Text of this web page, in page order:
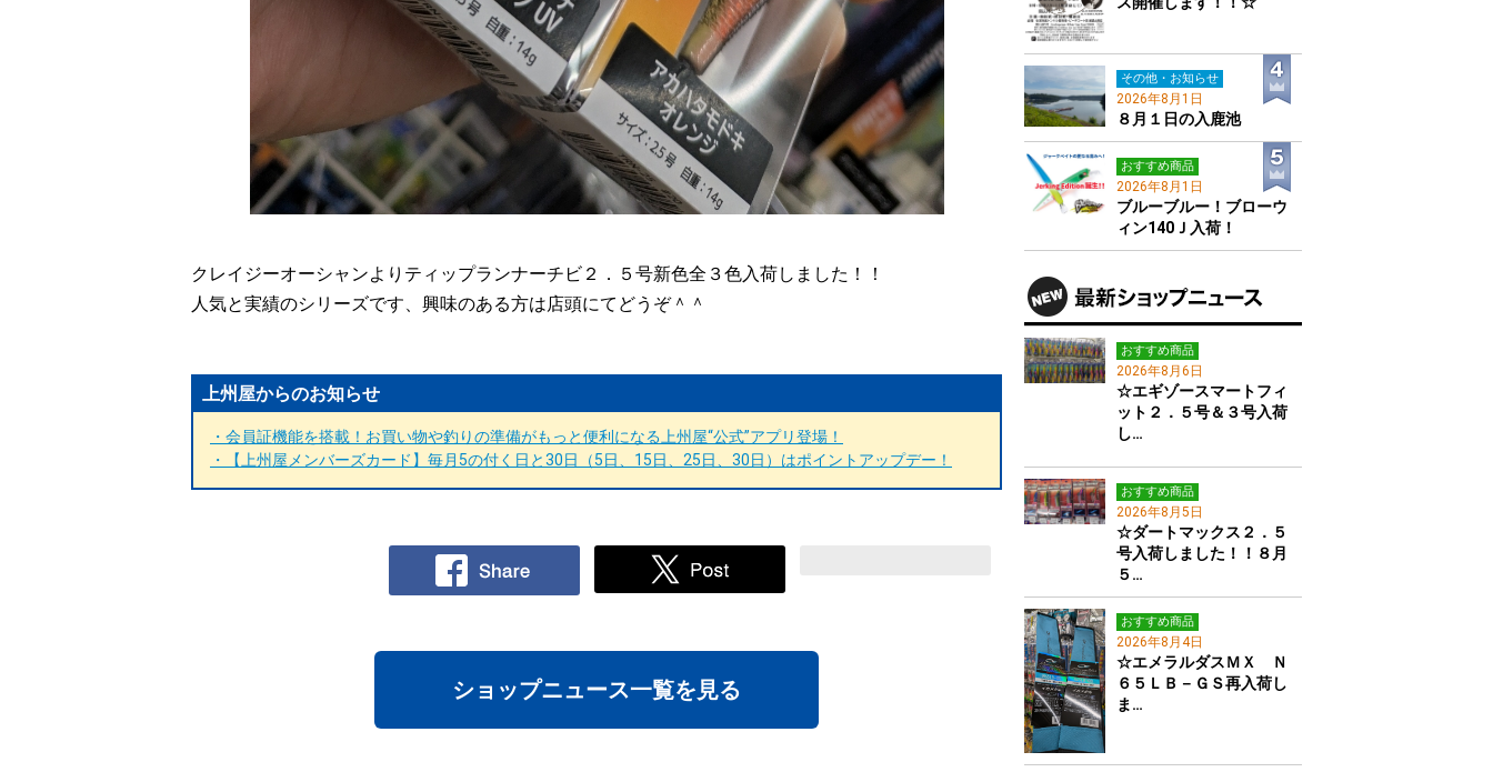
クレイジーオーシャンよりティップランナーチビ２．５号新色全３色入荷しました！！
人気と実績のシリーズです、興味のある方は店頭にてどうぞ＾＾
上州屋からのお知らせ
・会員証機能を搭載！お買い物や釣りの準備がもっと便利になる上州屋“公式”アプリ登場！
・【上州屋メンバーズカード】毎月5の付く日と30日（5日、15日、25日、30日）はポイントアップデー！
ショップニュース一覧を見る
その他・お知らせ
2026年8月1日
８月１日の入鹿池
おすすめ商品
2026年8月1日
ブルーブルー！ブローウ
ィン140Ｊ入荷！
おすすめ商品
2026年8月6日
☆エギゾースマートフィ
ット２．５号＆３号入荷
し…
おすすめ商品
2026年8月5日
☆ダートマックス２．５
号入荷しました！！８月
５…
おすすめ商品
2026年8月4日
☆エメラルダスＭＸ Ｎ
６５ＬＢ－ＧＳ再入荷し
ま…